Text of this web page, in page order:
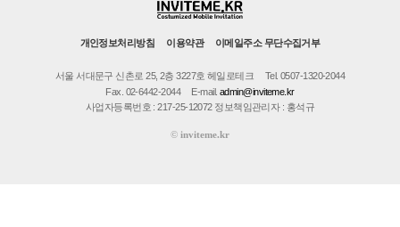
개인정보처리방침 이용약관 이메일주소 무단수집거부
서울 서대문구 신촌로 25, 2층 3227호 헤일로테크
Tel. 0507-1320-2044
Fax. 02-6442-2044
E-mail.admin@inviteme.kr
사업자등록번호 : 217-25-12072 정보책임관리자 : 홍석규
© inviteme.kr